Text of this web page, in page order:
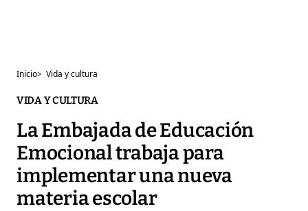
Inicio> Vida y cultura
VIDA Y CULTURA
La Embajada de Educación
Emocional trabaja para
implementar una nueva
materia escolar